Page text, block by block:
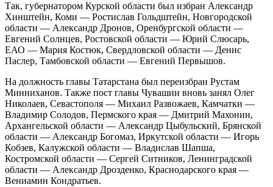
Так, губернатором Курской области был избран Александр
Хинштейн, Коми — Ростислав Гольдштейн, Новгородской
области — Александр Дронов, Оренбургской области —
Евгений Солнцев, Ростовской области — Юрий Слюсарь,
ЕАО — Мария Костюк, Свердловской области — Денис
Паслер, Тамбовской области — Евгений Первышов.
На должность главы Татарстана был переизбран Рустам
Минниханов. Также пост главы Чувашии вновь занял Олег
Николаев, Севастополя — Михаил Развожаев, Камчатки —
Владимир Солодов, Пермского края — Дмитрий Махонин,
Архангельской области — Александр Цыбульский, Брянской
области — Александр Богомаз, Иркутской области — Игорь
Кобзев, Калужской области — Владислав Шапша,
Костромской области — Сергей Ситников, Ленинградской
области — Александр Дрозденко, Краснодарского края —
Вениамин Кондратьев.